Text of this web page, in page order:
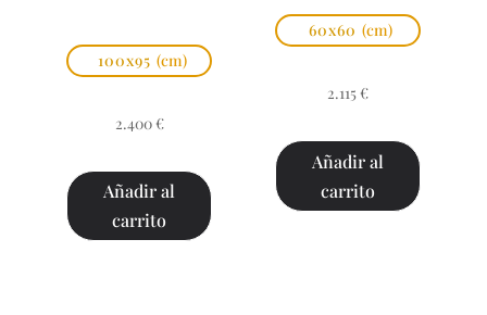
100x95 (cm)
2.400 €
Añadir al
carrito
60x60 (cm)
2.115 €
Añadir al
carrito